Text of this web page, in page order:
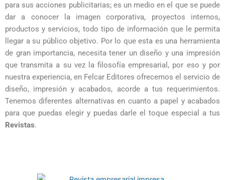
para sus acciones publicitarias; es un medio en el que se puede
dar a conocer la imagen corporativa, proyectos internos,
productos y servicios, todo tipo de información que le permita
llegar a su público objetivo. Por lo que esta es una herramienta
de gran importancia, necesita tener un diseño y una impresión
que transmita a su vez la filosofía empresarial, por eso y por
nuestra experiencia, en Felcar Editores ofrecemos el servicio de
diseño, impresión y acabados, acorde a tus requerimientos.
Tenemos diferentes alternativas en cuanto a papel y acabados
para que puedas elegir y puedas darle el toque especial a tus
Revistas.